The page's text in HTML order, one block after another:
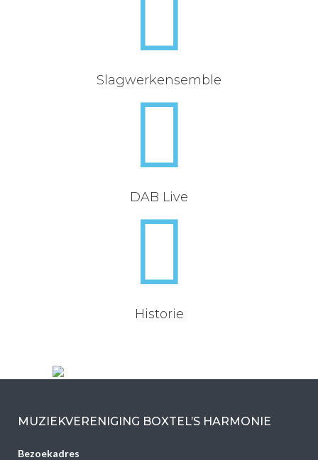
Slagwerkensemble
DAB Live
Historie
MUZIEKVERENIGING BOXTEL’S HARMONIE
Bezoekadres